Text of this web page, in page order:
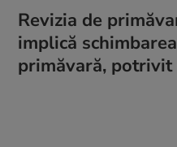
Revizia de
implică
primăvară, potrivit